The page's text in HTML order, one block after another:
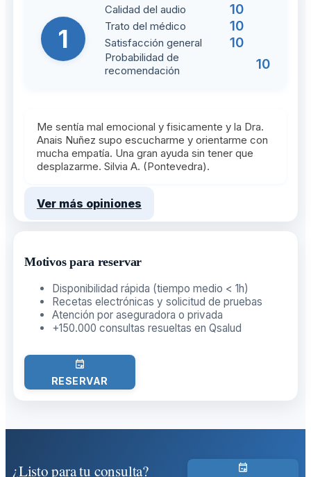
1
Calidad del audio 10
Trato del médico 10
Satisfacción general 10
Probabilidad de
recomendación
10
Me sentía mal emocional y fisicamente y la Dra.
Anais Nuñez supo escucharme y orientarme con
mucha empatía. Una gran ayuda sin tener que
desplazarme. Silvia A. (Pontevedra).
Ver más opiniones
Motivos para reservar
Disponibilidad rápida (tiempo medio < 1h)
Recetas electrónicas y solicitud de pruebas
Atención por aseguradora o privada
+150.000 consultas resueltas en Qsalud
RESERVAR
¿Listo para tu consulta?